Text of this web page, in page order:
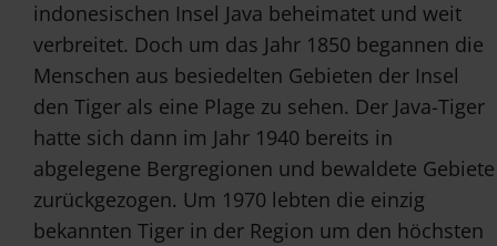
indonesischen Insel Java beheimatet und weit
verbreitet. Doch um das Jahr 1850 begannen die
Menschen aus besiedelten Gebieten der Insel
den Tiger als eine Plage zu sehen. Der Java-Tiger
hatte sich dann im Jahr 1940 bereits in
abgelegene Bergregionen und bewaldete Gebiete
zurückgezogen. Um 1970 lebten die einzig
bekannten Tiger in der Region um den höchsten